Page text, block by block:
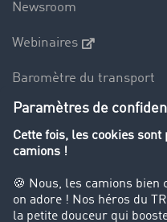
Newsroom
Webinaires
Baromètre du transport
Le dictionnaire du
Interdiction de circulation
Entreprise